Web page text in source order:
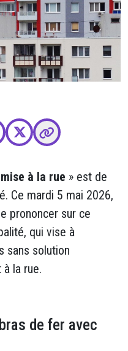
à la rue » est de
Ce mardi 5 mai 2026,
prononcer sur ce
qui vise à
sans solution
la rue.
de fer avec